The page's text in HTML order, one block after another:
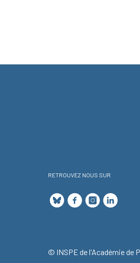
RETROUVEZ NOUS SUR
© INSPE de l'Académie de